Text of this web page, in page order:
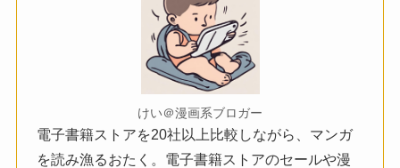
けい＠漫画系ブロガー
電子書籍ストアを20社以上比較しながら、マンガ
を読み漁るおたく。電子書籍ストアのセールや漫